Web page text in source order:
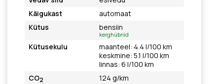
Käigukast
automaat
Kütus
bensiin
kerghübriid
Kütusekulu
maanteel: 4.4 l/100 km
keskmine: 5.1 l/100 km
linnas: 6 l/100 km
CO2
124 g/km